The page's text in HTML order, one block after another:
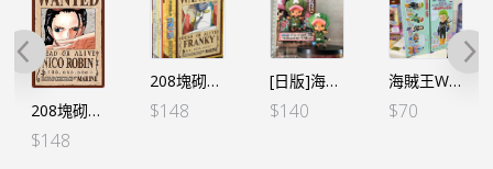
208塊砌圖 新懸賞令 羅賓
$148
208塊砌圖 新懸賞令 芬奇
$148
[日版]海賊王 DXF～THE GRANDLINE MEN～和之國 Vol.8 索柏
$140
海賊王WCF -蛋頭島篇 VOL.1-卓洛 (行版)
$70